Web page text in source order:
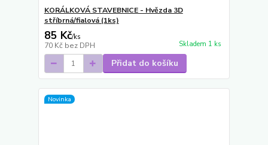
KORÁLKOVÁ STAVEBNICE - Hvězda 3D
stříbrná/fialová (1ks)
85 Kč/ks
70 Kč bez DPH Skladem 1 ks
Přidat do košíku
Novinka